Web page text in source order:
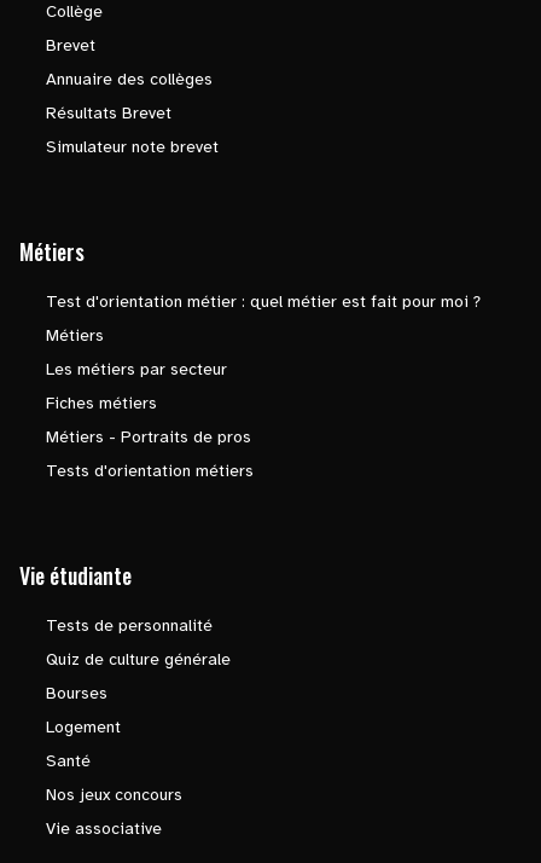
Collège
Brevet
Annuaire des collèges
Résultats Brevet
Simulateur note brevet
Métiers
Test d'orientation métier : quel métier est fait pour moi ?
Métiers
Les métiers par secteur
Fiches métiers
Métiers - Portraits de pros
Tests d'orientation métiers
Vie étudiante
Tests de personnalité
Quiz de culture générale
Bourses
Logement
Santé
Nos jeux concours
Vie associative